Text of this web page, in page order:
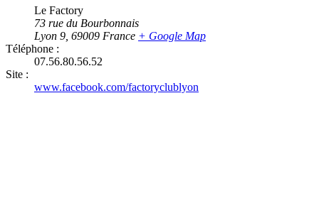
Le Factory
73 rue du Bourbonnais
Lyon 9 69009 France + Google Map
Téléphone :
07.56.80.56.52
Site :
www.facebook.com/factoryclublyon